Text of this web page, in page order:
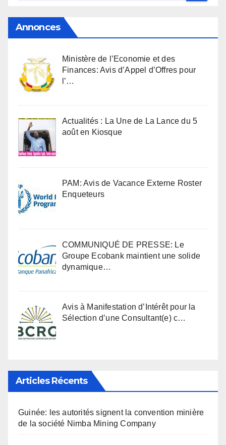
Annonces
Ministère de l’Economie et des
Finances: Avis d’Appel d’Offres pour
l’…
Actualités : La Une de La Lance du 5
août en Kiosque
PAM: Avis de Vacance Externe Roster
Enqueteurs
COMMUNIQUÉ DE PRESSE: Le
Groupe Ecobank maintient une solide
dynamique…
Avis à Manifestation d’Intérêt pour la
Sélection d’une Consultant(e) c…
Articles Récents
Guinée: les autorités signent la convention minière
de la société Nimba Mining Company